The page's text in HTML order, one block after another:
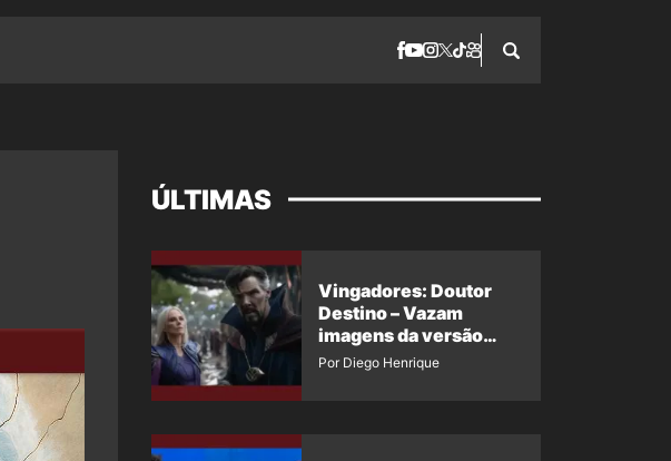
ÚLTIMAS
Vingadores: Doutor
Destino – Vazam
imagens da versão
maligna do Doutor
Por Diego Henrique